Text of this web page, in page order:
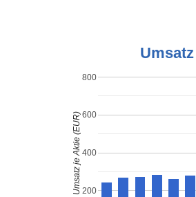
200
400
600
800
Umsatz je Aktie (EUR)